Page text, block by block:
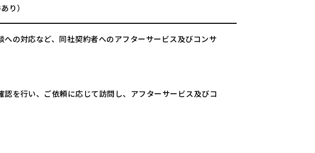
り）
の対応など、同社契約者へのアフターサービス及びコンサ
を行い、ご依頼に応じて訪問し、アフターサービス及びコ